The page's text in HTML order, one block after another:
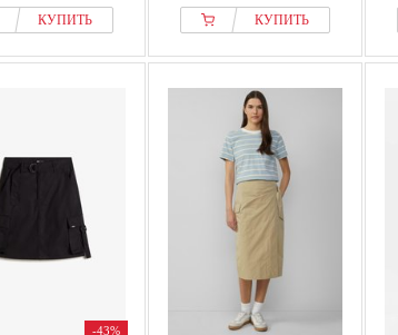
КУПИТЬ КУПИТЬ
-43%